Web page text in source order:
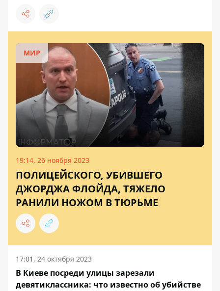
МИР
19:14, 26 ноября 2023
ПОЛИЦЕЙСКОГО, УБИВШЕГО
ДЖОРДЖА ФЛОЙДА, ТЯЖЕЛО
РАНИЛИ НОЖОМ В ТЮРЬМЕ
17:01, 24 октября 2023
В Киеве посреди улицы зарезали
девятиклассника: что известно об убийстве